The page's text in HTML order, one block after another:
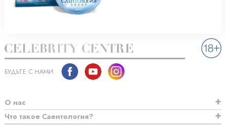
БУДЬТЕ С НАМИ
О нас
Что такое Саентология?